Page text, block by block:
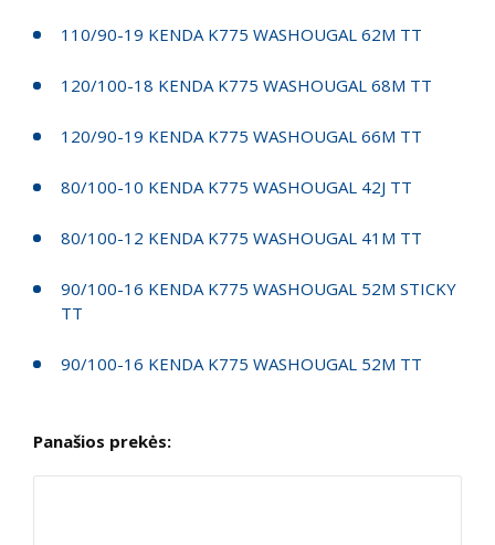
110/90-19 KENDA K775 WASHOUGAL 62M TT
120/100-18 KENDA K775 WASHOUGAL 68M TT
120/90-19 KENDA K775 WASHOUGAL 66M TT
80/100-10 KENDA K775 WASHOUGAL 42J TT
80/100-12 KENDA K775 WASHOUGAL 41M TT
90/100-16 KENDA K775 WASHOUGAL 52M STICKY
TT
90/100-16 KENDA K775 WASHOUGAL 52M TT
Panašios prekės: